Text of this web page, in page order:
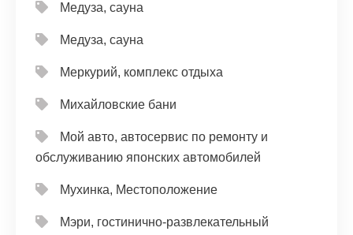
Медуза, сауна
Медуза, сауна
Меркурий, комплекс отдыха
Михайловские бани
Мой авто, автосервис по ремонту и
обслуживанию японских автомобилей
Мухинка, Местоположение
Мэри, гостинично-развлекательный